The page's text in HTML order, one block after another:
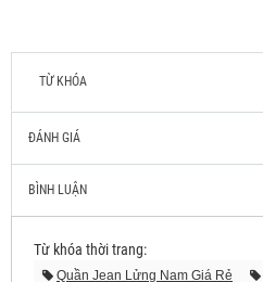
TỪ KHÓA
ĐÁNH GIÁ
BÌNH LUẬN
Từ khóa thời trang:
Quần Jean Lửng Nam Giá Rẻ